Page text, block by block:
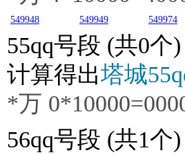
549948 549949 549974
55qq号段 (共0个
计算得出塔城
*万
56qq号段 (共1个